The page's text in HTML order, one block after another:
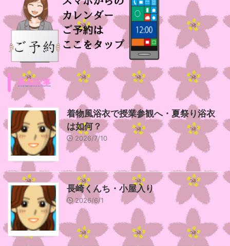
新着記事
着物風浴衣で授業参観へ・夏祭り浴衣
は如何？
2026/7/10
長崎くんち・小屋入り
2026/6/1